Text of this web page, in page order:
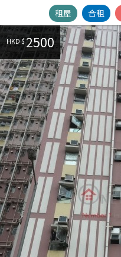
租屋 合租
HKD $2500